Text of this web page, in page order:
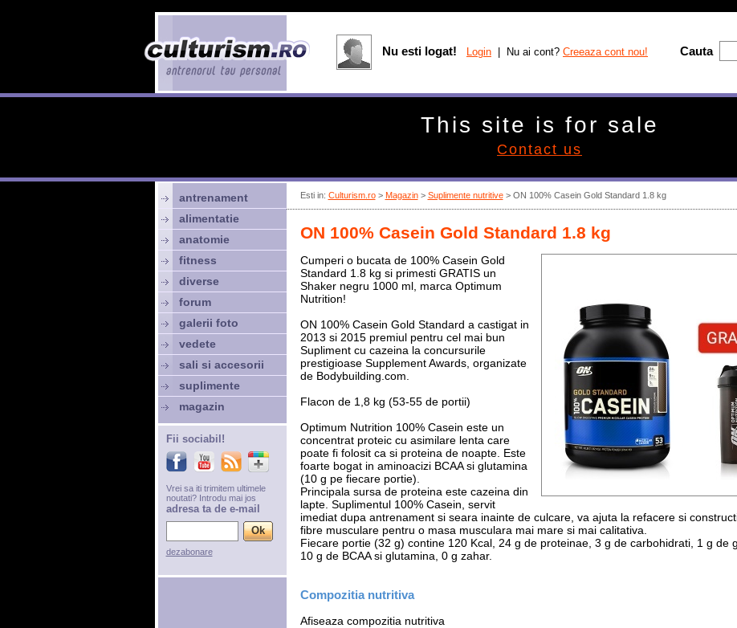
Esti in: Culturism.ro> Magazin> Suplimente nutritive> ON 100% Casein Gold Standard 1.8 kg
ON 100% Casein Gold Standard 1.8 kg
Cumperi o bucata de 100% Casein Gold
Standard 1.8 kg si primesti GRATIS un
Shaker negru 1000 ml, marca Optimum
Nutrition!
ON 100% Casein Gold Standard a castigat in
2013 si 2015 premiul pentru cel mai bun
Supliment cu cazeina la concursurile
prestigioase Supplement Awards, organizate
de Bodybuilding.com.
Flacon de 1,8 kg (53-55 de portii)
Optimum Nutrition 100% Casein este un
concentrat proteic cu asimilare lenta care
poate fi folosit ca si proteina de noapte. Este
foarte bogat in aminoacizi BCAA si glutamina
(10 g pe fiecare portie).
Principala sursa de proteina este cazeina din
lapte. Suplimentul 100% Casein, servit
imediat dupa antrenament si seara inainte de culcare, va ajuta la refacere si
fibre musculare pentru o masa musculara mai mare si mai calitativa.
Fiecare portie (32 g) contine 120 Kcal, 24 g de proteinae, 3 g de carbohidrati, 1 g de
10 g de BCAA si glutamina, 0 g zahar.
Compozitia nutritiva
Afiseaza compozitia nutritiva
antrenament
alimentatie
anatomie
fitness
diverse
forum
galerii foto
vedete
sali si accesorii
suplimente
magazin
Fii sociabil!
Vrei sa iti trimitem ultimele
noutati? Introdu mai jos
adresa ta de e-mail
dezabonare
Nu esti logat! Login | Nu ai cont? Creeaza cont nou! Cauta
This site is for sale
Contact us